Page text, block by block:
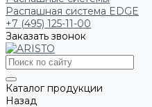
Распашная система EDGE
+7 (495) 125-11-00
Заказать звонок
Каталог продукции
Назад